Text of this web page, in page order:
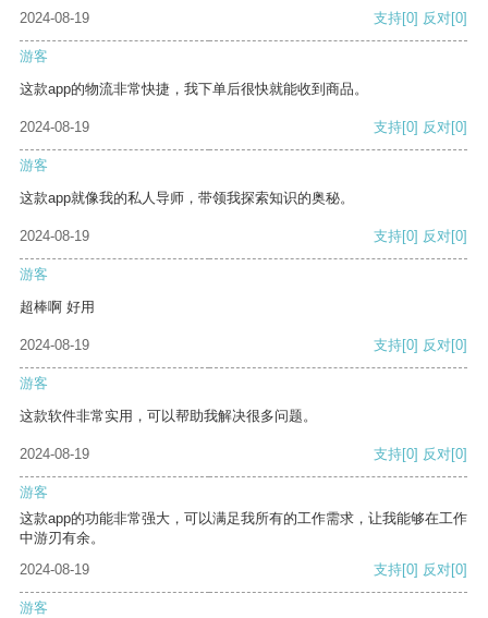
2024-08-19
支持[0] 反对[0]
游客
这款app的物流非常快捷，我下单后很快就能收到商品。
2024-08-19 支持[0] 反对[0]
游客
这款app就像我的私人导师，带领我探索知识的奥秘。
2024-08-19 支持[0] 反对[0]
游客
超棒啊 好用
2024-08-19 支持[0] 反对[0]
游客
这款软件非常实用，可以帮助我解决很多问题。
2024-08-19 支持[0] 反对[0]
游客
这款app的功能非常强大，可以满足我所有的工作需求，让我能够在工作
中游刃有余。
2024-08-19
支持[0] 反对[0]
游客